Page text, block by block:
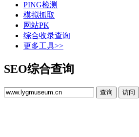
PING检测
模拟抓取
网站PK
综合收录查询
更多工具>>
SEO综合查询